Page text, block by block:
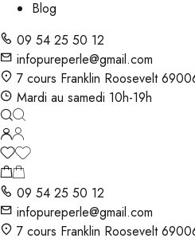
Blog
09 54 25 50 12
infopureperle@gmail.com
7 cours Franklin Roosevelt
Mardi au samedi 10h-19h
09 54 25 50 12
infopureperle@gmail.com
7 cours Franklin Roosevelt